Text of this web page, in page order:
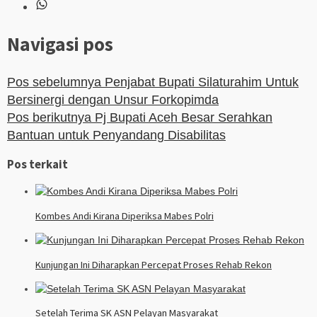
Navigasi pos
Pos sebelumnya Penjabat Bupati Silaturahim Untuk
Bersinergi dengan Unsur Forkopimda
Pos berikutnya Pj Bupati Aceh Besar Serahkan
Bantuan untuk Penyandang Disabilitas
Pos terkait
Kombes Andi Kirana Diperiksa Mabes Polri
Kunjungan Ini Diharapkan Percepat Proses Rehab Rekon
Setelah Terima SK ASN Pelayan Masyarakat